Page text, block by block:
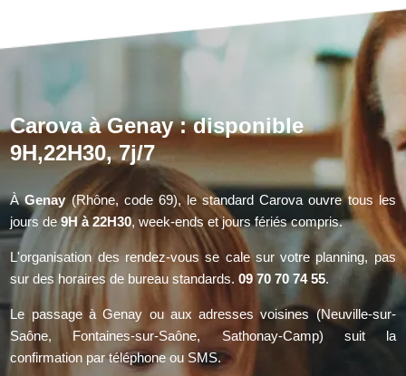
Carova à Genay : disponible
9H,22H30, 7j/7
ÀGenay(Rhône, code 69), le standard Carova ouvre tous les
jours de9H à 22H30, week-ends et jours fériés compris.
L'organisation des rendez-vous se cale sur votre planning, pas
sur des horaires de bureau standards.09 70 70 74 55.
Le passage à Genay ou aux adresses voisines (Neuville-sur-
Saône, Fontaines-sur-Saône, Sathonay-Camp) suit la
confirmation par téléphone ou SMS.